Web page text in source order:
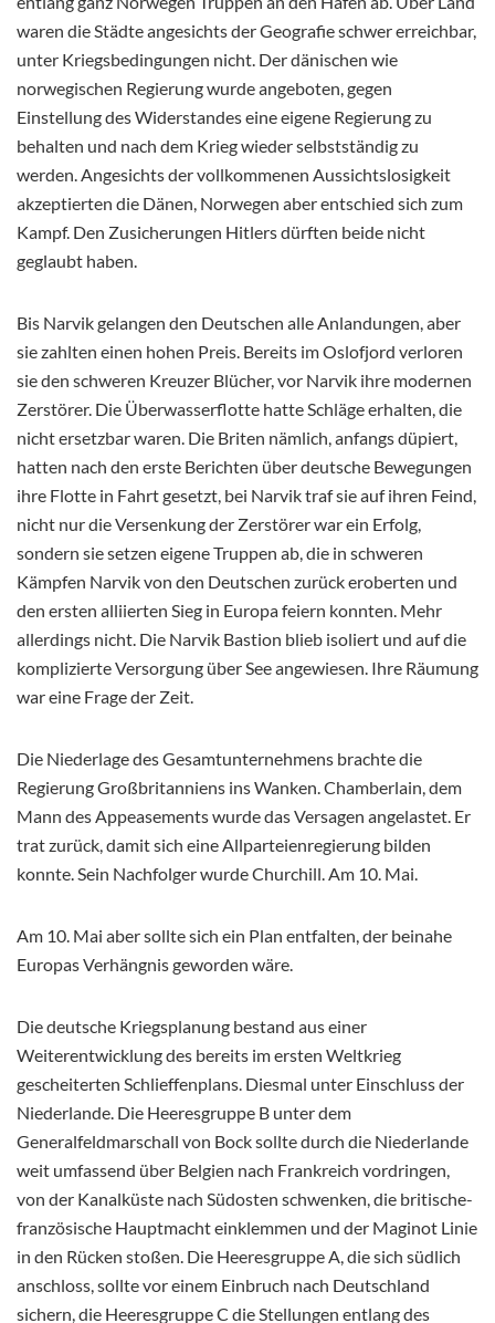
waren die Städte angesichts der Geografie schwer erreichbar,
unter Kriegsbedingungen nicht. Der dänischen wie
norwegischen Regierung wurde angeboten, gegen
Einstellung des Widerstandes eine eigene Regierung zu
behalten und nach dem Krieg wieder selbstständig zu
werden. Angesichts der vollkommenen Aussichtslosigkeit
akzeptierten die Dänen, Norwegen aber entschied sich zum
Kampf. Den Zusicherungen Hitlers dürften beide nicht
geglaubt haben.
Bis Narvik gelangen den Deutschen alle Anlandungen, aber
sie zahlten einen hohen Preis. Bereits im Oslofjord verloren
sie den schweren Kreuzer Blücher, vor Narvik ihre modernen
Zerstörer. Die Überwasserflotte hatte Schläge erhalten, die
nicht ersetzbar waren. Die Briten nämlich, anfangs düpiert,
hatten nach den erste Berichten über deutsche Bewegungen
ihre Flotte in Fahrt gesetzt, bei Narvik traf sie auf ihren Feind,
nicht nur die Versenkung der Zerstörer war ein Erfolg,
sondern sie setzen eigene Truppen ab, die in schweren
Kämpfen Narvik von den Deutschen zurück eroberten und
den ersten alliierten Sieg in Europa feiern konnten. Mehr
allerdings nicht. Die Narvik Bastion blieb isoliert und auf die
komplizierte Versorgung über See angewiesen. Ihre Räumung
war eine Frage der Zeit.
Die Niederlage des Gesamtunternehmens brachte die
Regierung Großbritanniens ins Wanken. Chamberlain, dem
Mann des Appeasements wurde das Versagen angelastet. Er
trat zurück, damit sich eine Allparteienregierung bilden
konnte. Sein Nachfolger wurde Churchill. Am 10. Mai.
Am 10. Mai aber sollte sich ein Plan entfalten, der beinahe
Europas Verhängnis geworden wäre.
Die deutsche Kriegsplanung bestand aus einer
Weiterentwicklung des bereits im ersten Weltkrieg
gescheiterten Schlieffenplans. Diesmal unter Einschluss der
Niederlande. Die Heeresgruppe B unter dem
Generalfeldmarschall von Bock sollte durch die Niederlande
weit umfassend über Belgien nach Frankreich vordringen,
von der Kanalküste nach Südosten schwenken, die britische-
französische Hauptmacht einklemmen und der Maginot Linie
in den Rücken stoßen. Die Heeresgruppe A, die sich südlich
anschloss, sollte vor einem Einbruch nach Deutschland
sichern, die Heeresgruppe C die Stellungen entlang des